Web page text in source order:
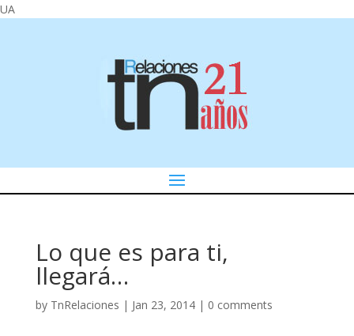
UA
Lo que es para ti,
llegará…
by TnRelaciones | Jan 23, 2014| 0 comments